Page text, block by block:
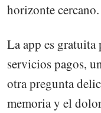
horizonte cercano.
La app es gratuita
servicios pagos,
otra pregunta
memoria y el